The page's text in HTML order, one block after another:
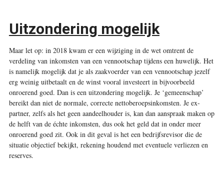
Uitzondering mogelijk
Maar let op: in 2018 kwam er een wijziging in de wet omtrent de
verdeling van inkomsten van een vennootschap tijdens een huwelijk. Het
is namelijk mogelijk dat je als zaakvoerder van een vennootschap jezelf
erg weinig uitbetaalt en de winst vooral investeert in bijvoorbeeld
onroerend goed. Dan is een uitzondering mogelijk. Je ‘gemeenschap’
bereikt dan niet de normale, correcte nettoberoepsinkomsten. Je ex-
partner, zelfs als het geen aandeelhouder is, kan dan aanspraak maken op
de helft van de échte inkomsten, dus ook het geld dat in onder meer
onroerend goed zit. Ook in dit geval is het een bedrijfsrevisor die de
situatie objectief bekijkt, rekening houdend met eventuele verliezen en
reserves.